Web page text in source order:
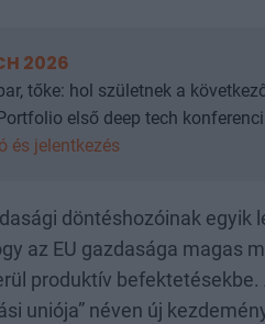
2026
tőke: hol születnek a
első deep tech
és jelentkezés
döntéshozóinak
az EU gazdasága magas
produktív
uniója” néven új